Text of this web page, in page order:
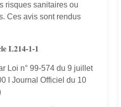
risques sanitaires ou
Ces avis sont rendus
L214-1-1
Loi n° 99-574 du 9 juillet
I Journal Officiel du 10